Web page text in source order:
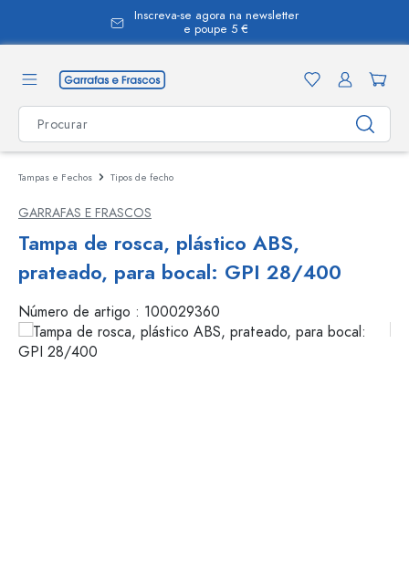
Inscreva-se agora na newsletter
e poupe 5 €
Tampas e Fechos Tipos de fecho
GARRAFAS E FRASCOS
Tampa de rosca, plástico ABS,
prateado, para bocal: GPI 28/400
Número de artigo : 100029360